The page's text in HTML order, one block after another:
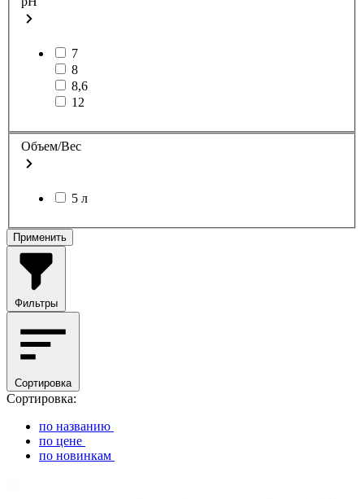
7
8
8,6
12
Объем/Вес
5 л
Применить
Фильтры
Сортировка
Сортировка:
по названию
по цене
по новинкам